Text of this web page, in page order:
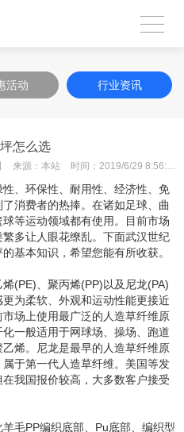
活动 行业资讯
怎么选
来源： 本站 时间： 2019/6/29 8:56:13
、环保性、耐用性、经济性、免
消费者的热捧。在诸如足球、曲
等运动领域都有使用。目前市场
繁多让人眼花缭乱。下面武汉世纪
基本知识，希望您能有所收获。
(PE)、聚丙烯(PP)以及尼龙(PA)
为柔软、外观和运动性能更接近
场上使用最广泛的人造草纤维原
一般适用于网球场、操场、跑道
烯。尼龙是最早的人造草纤维原
于第一代人造草纤维。美国等发
我国报价较高，大多数客户接受
毛PP编织底部、Pu底部、编织型